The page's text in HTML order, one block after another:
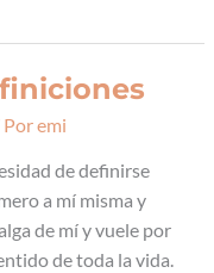
Poremi
de definirse
a mí misma y
de mí y vuele por
de toda la vida.